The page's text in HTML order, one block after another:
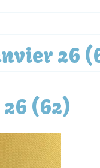
26
(62)